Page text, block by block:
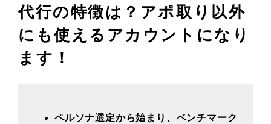
代行の特徴は？アポ取り以外
にも使えるアカウントになり
ます！
ペルソナ選定から始まり、ベンチマーク